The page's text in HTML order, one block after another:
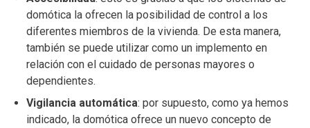
domótica la ofrecen la posibilidad de control a los
diferentes miembros de la vivienda. De esta manera,
también se puede utilizar como un implemento en
relación con el cuidado de personas mayores o
dependientes.
Vigilancia automática: por supuesto, como ya hemos
indicado, la domótica ofrece un nuevo concepto de